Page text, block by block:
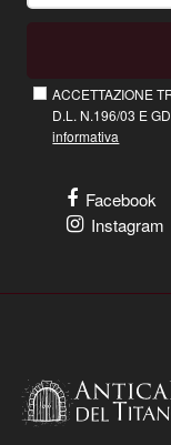
ACCETTAZIONE
D.L. N.196/03 E
informativa
Facebook
Instagram